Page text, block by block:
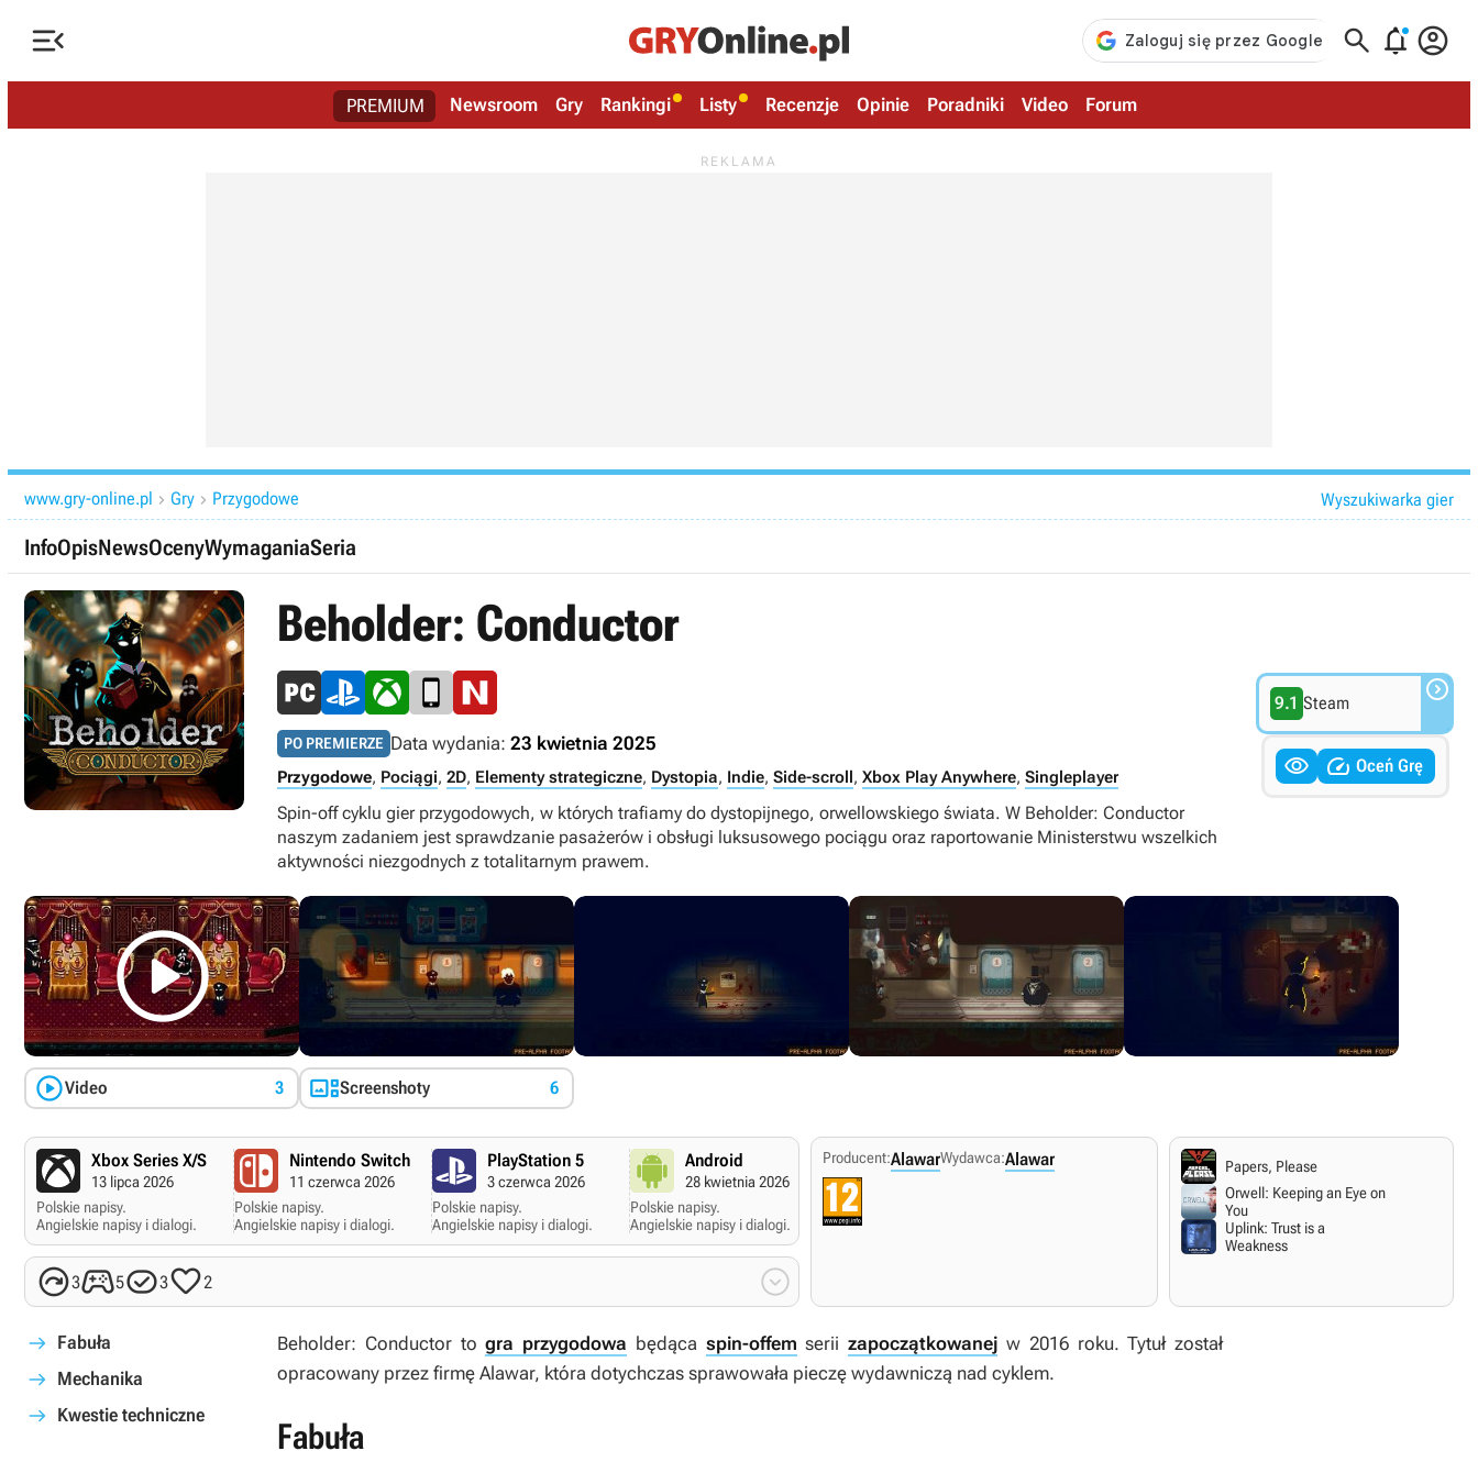
   
PREMIUM Newsroom Gry Rankingi Listy Recenzje Opinie Poradniki Video Forum
www.gry-online.pl  Gry  Przygodowe Wyszukiwarka gier
InfoOpisNewsOcenyWymaganiaSeria
Beholder: Conductor
PO PREMIERZE Data wydania: 23 kwietnia 2025
Przygodowe, Pociągi, 2D, Elementy strategiczne, Dystopia, Indie, Side-scroll, Xbox Play Anywhere, Singleplayer
Spin-off cyklu gier przygodowych, w których trafiamy do dystopijnego, orwellowskiego świata. W Beholder: Conductor
naszym zadaniem jest sprawdzanie pasażerów i obsługi luksusowego pociągu oraz raportowanie Ministerstwu wszelkich
aktywności niezgodnych z totalitarnym prawem.
9.1 Steam 
  Oceń Grę

Video 3 Screenshoty 6
Xbox Series X/S
13 lipca 2026
Polskie napisy.
Angielskie napisy i dialogi.
Nintendo Switch
11 czerwca 2026
Polskie napisy.
Angielskie napisy i dialogi.
PlayStation 5
3 czerwca 2026
Polskie napisy.
Angielskie napisy i dialogi.
Android
28 kwietnia 2026
Polskie napisy.
Angielskie napisy i dialogi.
Apple iOS
Polskie napisy.
Angielskie napisy i dialogi.
23 kwietnia 2025
Angielskie napisy i dialogi.
3532 
Producent:AlawarWydawca:Alawar
Papers, Please
Orwell: Keeping an Eye on
You
Uplink: Trust is a
Weakness
Fabuła
Mechanika
Kwestie techniczne
Beholder: Conductortogra przygodowa będąca spin-offem seriizapoczątkowanej w 2016 roku. Tytuł został
opracowany przez firmę Alawar, która dotychczas sprawowała pieczę wydawniczą nad cyklem.
Fabuła